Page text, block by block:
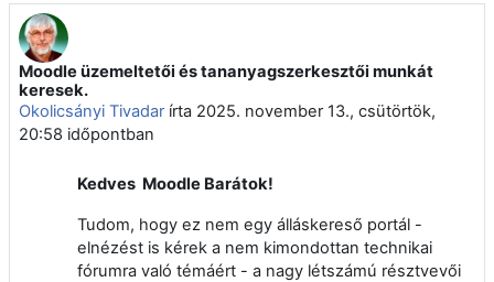
Moodle üzemeltetői és tananyagszerkesztői munkát
keresek.
Okolicsányi Tivadar írta 2025. november 13., csütörtök,
20:58 időpontban
Válaszok szám: 0
Kedves Moodle Barátok!
Tudom, hogy ez nem egy álláskereső portál -
elnézést is kérek a nem kimondottan technikai
fórumra való témáért - a nagy létszámú résztvevői